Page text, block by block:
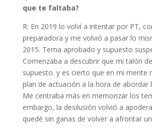
que te faltaba?
R: En 2019 lo volví a intentar por PT,
preparadora y me volvió a pasar lo
2015. Tema aprobado y supuesto
Comenzaba a descubrir que mi talón
supuesto. y es cierto que en mi mente
plan de actuación a la hora de abordar
Me centraba más en memorizar los
embargo, la desilusión volvió a
quedé sin ganas de volver a afrontar